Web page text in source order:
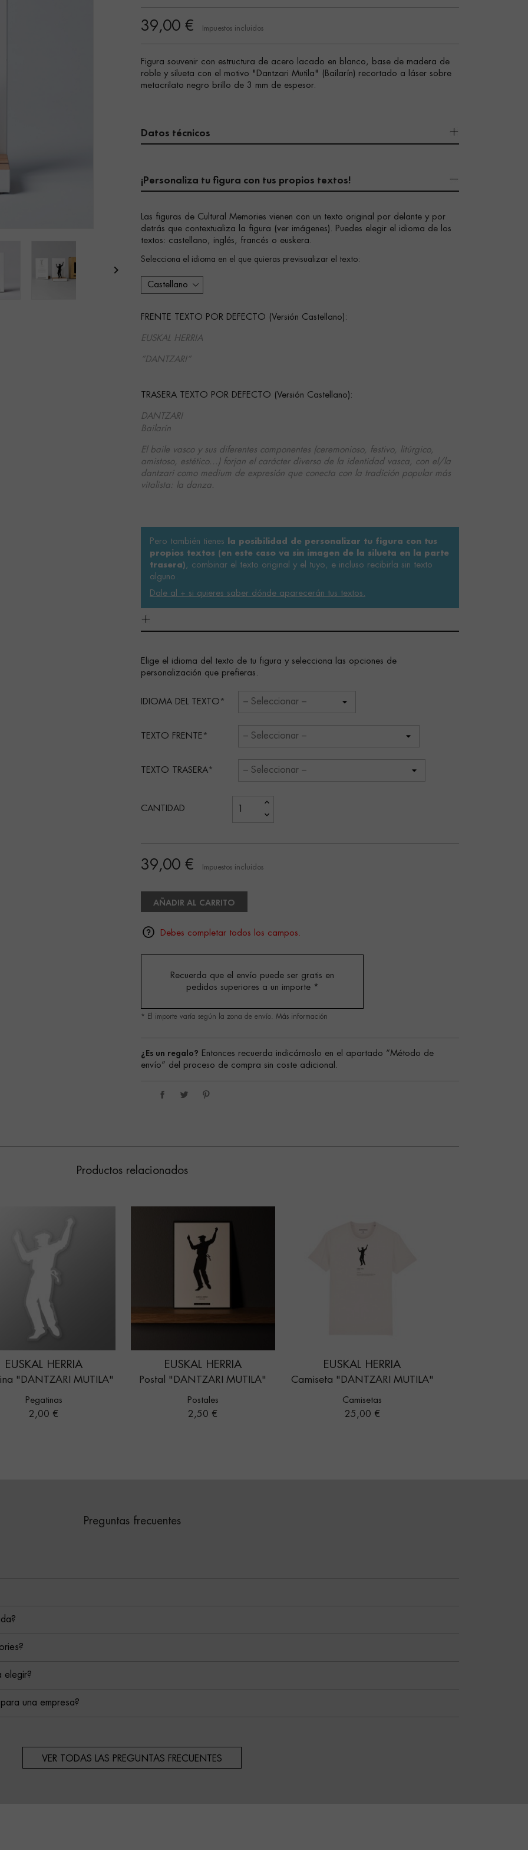

39,00 € Impuestos incluidos
Figura souvenir con estructura de acero lacado en blanco, base de madera de
roble y silueta con el motivo "Dantzari Mutila" (Bailarín) recortado a láser sobre
metacrilato negro brillo de 3 mm de espesor.
Datos técnicos
¡Personaliza tu figura con tus propios textos!
Las figuras de Cultural Memories vienen con un texto original por delante y por
detrás que contextualiza la figura (ver imágenes). Puedes elegir el idioma de los
textos: castellano, inglés, francés o euskera.
Selecciona el idioma en el que quieras previsualizar el texto:
FRENTE TEXTO POR DEFECTO (Versión Castellano):
EUSKAL HERRIA
”DANTZARI”
TRASERA TEXTO POR DEFECTO (Versión Castellano):
DANTZARI
Bailarín
El baile vasco y sus diferentes componentes (ceremonioso, festivo, litúrgico,
amistoso, estético...) forjan el carácter diverso de la identidad vasca, con el/la
dantzari como medium de expresión que conecta con la tradición popular más
vitalista: la danza.
Pero también tienes
la posibilidad de personalizar tu figura con tus
propios textos (en este caso va sin imagen de la silueta en la parte
trasera) , combinar el texto original y el tuyo, e incluso recibirla sin texto
alguno.
Dale al + si quieres saber dónde aparecerán tus textos.
Elige el idioma del texto de tu figura y selecciona las opciones de
personalización que prefieras.
IDIOMA DEL TEXTO
TEXTO FRENTE
TEXTO TRASERA
CANTIDAD
39,00 € Impuestos incluidos
AÑADIR AL CARRITO
Debes completar todos los campos.
Recuerda que el envío puede ser gratis en
pedidos superiores a un importe *
* El importe varía según la zona de envío. Más información
¿Es un regalo? Entonces recuerda indicárnoslo en el apartado “Método de
envío” del proceso de compra sin coste adicional.
Productos relacionados
EUSKAL HERRIA
"DANTZARI MUTILA"
Pegatinas
Precio
2,00 €
EUSKAL HERRIA
Postal "DANTZARI MUTILA"
Postales
Precio
2,50 €
EUSKAL HERRIA
Camiseta "DANTZARI MUTILA"
Camisetas
Precio
25,00 €
Preguntas frecuentes
elegir?
una empresa?
VER TODAS LAS PREGUNTAS FRECUENTES